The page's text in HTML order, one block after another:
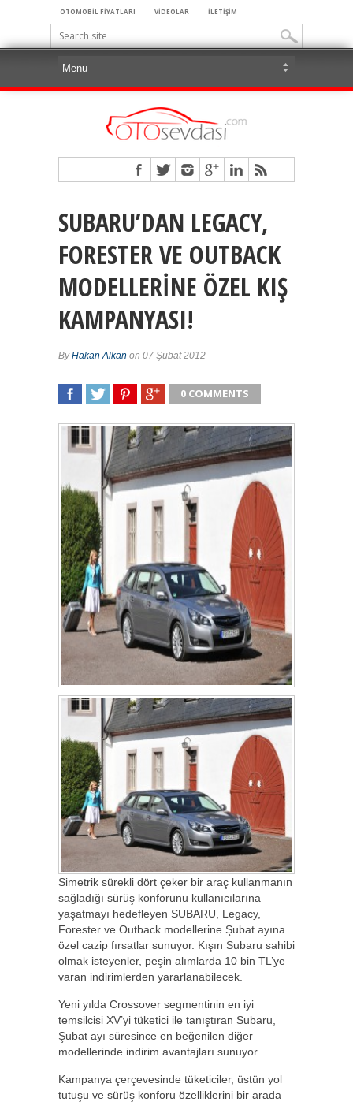
OTOMOBİL FİYATLARI VİDEOLAR İLETİŞİM
SUBARU’DAN LEGACY,
FORESTER VE OUTBACK
MODELLERİNE ÖZEL KIŞ
KAMPANYASI!
ByHakan Alkan on 07 Şubat 2012
0 COMMENTS
Simetrik sürekli dört çeker bir araç kullanmanın
sağladığı sürüş konforunu kullanıcılarına
yaşatmayı hedefleyen SUBARU, Legacy,
Forester ve Outback modellerine Şubat ayına
özel cazip fırsatlar sunuyor. Kışın Subaru sahibi
olmak isteyenler, peşin alımlarda 10 bin TL’ye
varan indirimlerden yararlanabilecek.
Yeni yılda Crossover segmentinin en iyi
temsilcisi XV’yi tüketici ile tanıştıran Subaru,
Şubat ayı süresince en beğenilen diğer
modellerinde indirim avantajları sunuyor.
Kampanya çerçevesinde tüketiciler, üstün yol
tutuşu ve sürüş konforu özelliklerini bir arada